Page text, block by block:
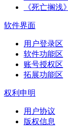
《死亡搁
软件界面
用户登录区
软件功能区
账号授权区
拓展功能区
权利申明
用户协议
版权信息